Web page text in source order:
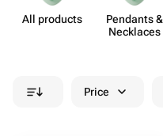
All products
Pendants &
Necklaces
Price